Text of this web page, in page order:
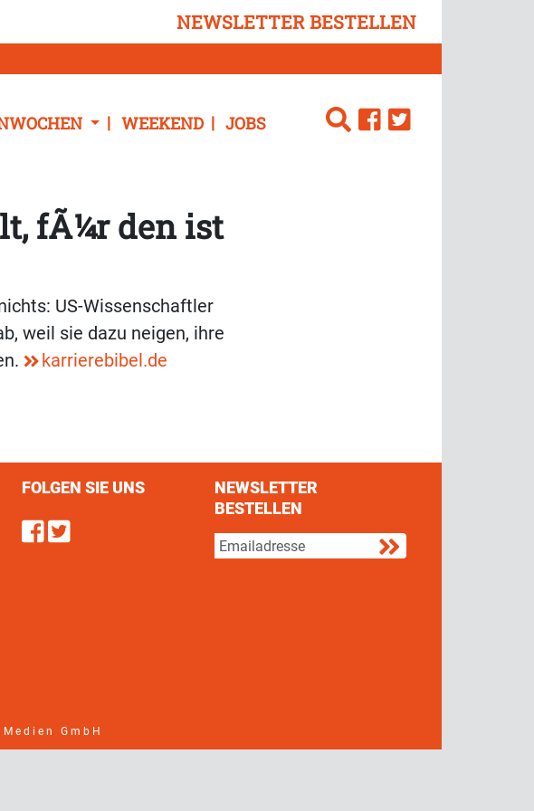
NEWSLETTER BESTELLEN
WEEKEND JOBS
fÃ¼r den ist
US-Wissenschaftler
weil sie dazu neigen, ihre
karrierebibel.de
FOLGEN SIE UNS
Find us on Facebook
Follow us on Twitter
NEWSLETTER
BESTELLEN
GmbH